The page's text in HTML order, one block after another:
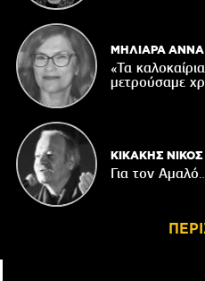
ΜΗΛΙΑΡΑ ΑΝΝΑ
«Τα
μετρούσαμε
ΚΙΚΑΚΗΣ ΝΙΚΟΣ
Για τον